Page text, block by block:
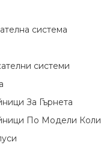
система
системи
За Гърнета
По Модели Коли